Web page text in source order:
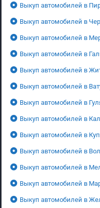
Выкуп автомобилей в
Выкуп автомобилей в
Выкуп автомобилей в
Выкуп автомобилей в
Выкуп автомобилей в
Выкуп автомобилей в
Выкуп автомобилей в
Выкуп автомобилей в
Выкуп автомобилей в
Выкуп автомобилей в
Выкуп автомобилей в
Выкуп автомобилей в
Выкуп автомобилей в